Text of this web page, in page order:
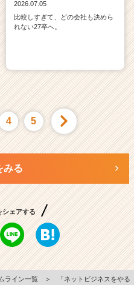
2026.07.05
比較しすぎて、どの会社も決めら
れない27卒へ。
4 5
みる
シェアする
ライン一覧 ＞
「ネットビジネスをやる